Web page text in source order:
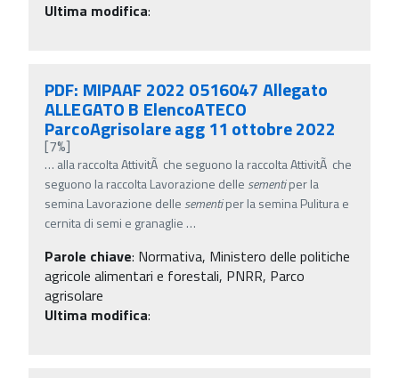
Ultima modifica:
PDF: MIPAAF 2022 0516047 Allegato
ALLEGATO B ElencoATECO
ParcoAgrisolare agg 11 ottobre 2022
[7%]
… alla raccolta AttivitÃ che seguono la raccolta AttivitÃ che
seguono la raccolta Lavorazione delle sementiper la
semina Lavorazione delle sementiper la semina Pulitura e
cernita di semi e granaglie …
Parole chiave: Normativa, Ministero delle politiche
agricole alimentari e forestali, PNRR, Parco
agrisolare
Ultima modifica: